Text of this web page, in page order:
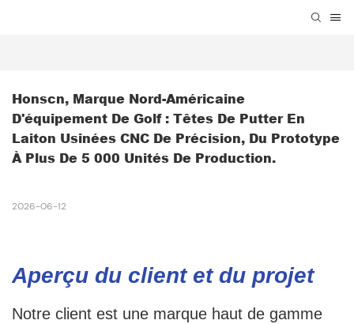
Honscn, Marque Nord-Américaine
D'équipement De Golf : Têtes De Putter En
Laiton Usinées CNC De Précision, Du Prototype
À Plus De 5 000 Unités De Production.
2026-06-12
Aperçu du client et du projet
Notre client est une marque haut de gamme